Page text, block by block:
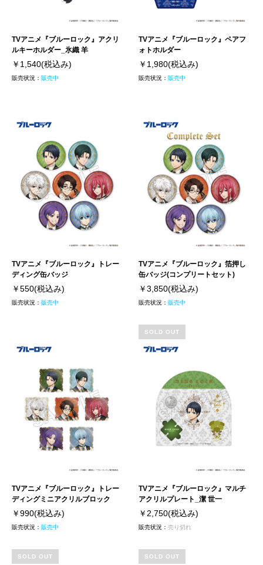
TVアニメ『ブルーロック』アクリ
ルキーホルダー_氷織 羊
￥1,540(税込み)
販売状況： 販売中
TVアニメ『ブルーロック』ペアフ
ォトホルダー
￥1,980(税込み)
販売状況：販売中
TVアニメ『ブルーロック』トレー
ディング缶バッジ
￥550(税込み)
販売状況： 販売中
TVアニメ『ブルーロック』箔押し
缶バッジ(コンプリートセット)
￥3,850(税込み)
販売状況：販売中
TVアニメ『ブルーロック』トレー
ディングミニアクリルブロック
￥990(税込み)
販売状況： 販売中
SOLD OUT
TVアニメ『ブルーロック』マルチ
アクリルプレート_潔 世一
￥2,750(税込み)
販売状況：売り切れ
SOLD OUT SOLD OUT